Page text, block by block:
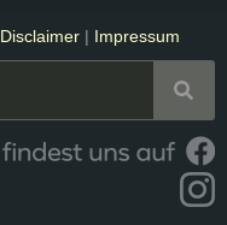
Disclaimer| Impressum